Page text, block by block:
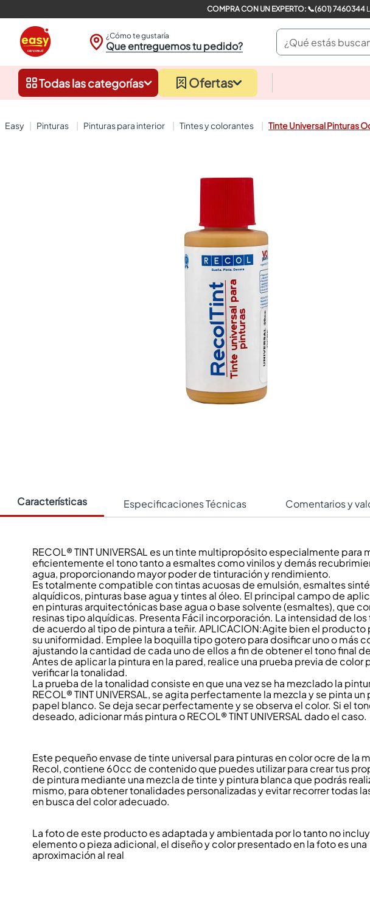
COMPRA CON UN EXPERTO: 📞(601) 7460344
¿Cómo te gustaría
Que entreguemos tu pedido?
¿Qué estás buscando?
Todas las categorías Ofertas
pinturas pinturas para interior tintes y colorantes Tinte Universal Pinturas
Características Especificaciones Técnicas Comentarios y
RECOL® TINT UNIVERSAL es un tinte multipropósito especialmente para
eficientemente el tono tanto a esmaltes como vinilos y demás
agua, proporcionando mayor poder de tinturación y rendimiento.
Es totalmente compatible con tintas acuosas de emulsión, esmaltes
alquídicos, pinturas base agua y tintes al óleo. El principal campo de
en pinturas arquitectónicas base agua o base solvente (esmaltes), que
resinas tipo alquídicas. Presenta Fácil incorporación. La intensidad de los
de acuerdo al tipo de pintura a teñir. APLICACION:Agite bien el producto
su uniformidad. Emplee la boquilla tipo gotero para dosificar uno o más
ajustando la cantidad de cada uno de ellos a fin de obtener el tono final
Antes de aplicar la pintura en la pared, realice una prueba previa de color
verificar la tonalidad.
La prueba de la tonalidad consiste en que una vez se ha mezclado la
RECOL® TINT UNIVERSAL, se agita perfectamente la mezcla y se pinta un
papel blanco. Se deja secar perfectamente y se observa el color. Si el
deseado, adicionar más pintura o RECOL® TINT UNIVERSAL dado el caso.
Este pequeño envase de tinte universal para pinturas en color ocre de la
Recol, contiene 60cc de contenido que puedes utilizar para crear tus
de pintura mediante una mezcla de tinte y pintura blanca que podrás
mismo, para obtener tonalidades personalizadas y evitar recorrer todas
en busca del color adecuado.
La foto de este producto es adaptada y ambientada por lo tanto no
elemento o pieza adicional, el diseño y color presentado en la foto es una
aproximación al real
closet
sanitarios